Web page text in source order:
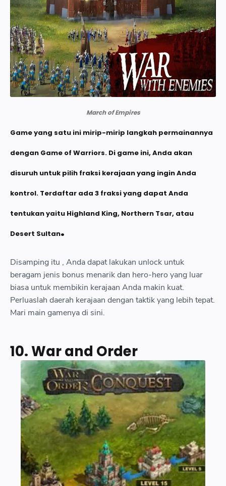
March of Empires
Game yang satu ini mirip-mirip langkah permainannya
dengan Game of Warriors. Di game ini, Anda akan
disuruh untuk pilih fraksi kerajaan yang ingin Anda
kontrol. Terdaftar ada 3 fraksi yang dapat Anda
tentukan yaitu Highland King, Northern Tsar, atau
Desert Sultan.
Disamping itu , Anda dapat lakukan unlock untuk
beragam jenis bonus menarik dan hero-hero yang luar
biasa untuk membikin kerajaan Anda makin kuat.
Perluaslah daerah kerajaan dengan taktik yang lebih tepat.
Mari main gamenya di sini.
10. War and Order